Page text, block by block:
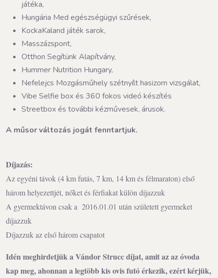
játéka,
Hungária Med egészségügyi szűrések,
KockaKaland játék sarok,
Masszázspont,
Otthon Segítünk Alapítvány,
Hummer Nutrition Hungary,
Nefelejcs Mozgásműhely szétnyílt hasizom vizsgálat,
Vibe Selfie box és 360 fokos videó készítés
Streetbox és további kézművesek, árusok.
A műsor változás jogát fenntartjuk.
Díjazás:
Az egyéni távok (4 km futás, 7 km, 14 km és félmaraton) első
három helyezettjét, nőket és férfiakat külön díjazzuk
A gyermektávon csak a 2016.01.01 után született gyermeket
díjazzuk
Díjazzuk az első három csapatot
Idén meghirdetjük a Vándor Strucc díjat, amit az az óvoda
kap meg, ahonnan a legtöbb kis ovis futó érkezik, ezért kérjük,